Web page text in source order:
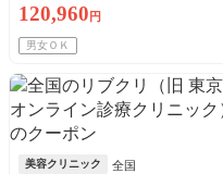
120,960 円
男女ＯＫ
美容クリニック 全国